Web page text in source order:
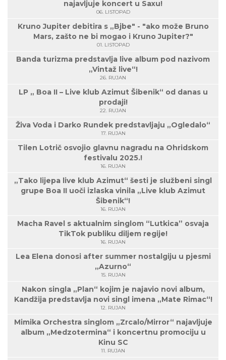
najavljuje koncert u Saxu!
06. LISTOPAD
Kruno Jupiter debitira s „Bjbe" - "ako može Bruno
Mars, zašto ne bi mogao i Kruno Jupiter?"
01. LISTOPAD
Banda turizma predstavlja live album pod nazivom
„Vintaž live“!
26. RUJAN
LP „ Boa II – Live klub Azimut Šibenik“ od danas u
prodaji!
22. RUJAN
Živa Voda i Darko Rundek predstavljaju „Ogledalo“
17. RUJAN
Tilen Lotrič osvojio glavnu nagradu na Ohridskom
festivalu 2025.!
16. RUJAN
„Tako lijepa live klub Azimut“ šesti je službeni singl
grupe Boa II uoči izlaska vinila „Live klub Azimut
Šibenik“!
16. RUJAN
Macha Ravel s aktualnim singlom “Lutkica” osvaja
TikTok publiku diljem regije!
16. RUJAN
Lea Elena donosi after summer nostalgiju u pjesmi
„Azurno“
15. RUJAN
Nakon singla „Plan“ kojim je najavio novi album,
Kandžija predstavlja novi singl imena „Mate Rimac“!
12. RUJAN
Mimika Orchestra singlom „Zrcalo/Mirror“ najavljuje
album „Medzotermina“ i koncertnu promociju u
Kinu SC
11. RUJAN